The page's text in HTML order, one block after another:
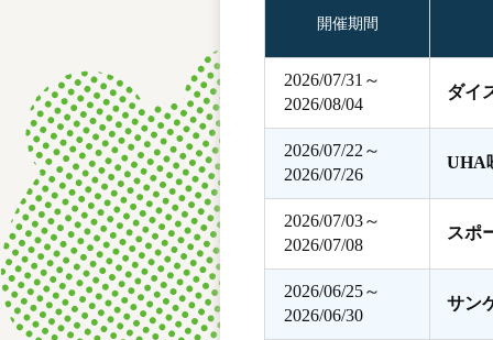
開催期間
2026/07/31～
2026/08/04
ダイ
2026/07/22～
2026/07/26
UHA
2026/07/03～
2026/07/08
スポ
2026/06/25～
2026/06/30
サン